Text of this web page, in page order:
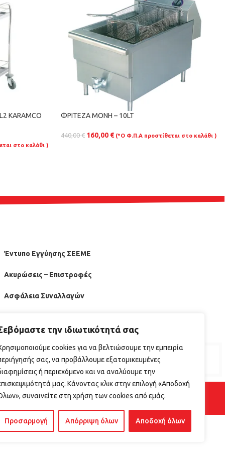
την ιδιωτικότητά σας
cookies για να βελτιώσουμε την εμπειρία
σας, να προβάλλουμε εξατομικευμένες
ή περιεχόμενο και να αναλύουμε την
μας. Κάνοντας κλικ στην επιλογή «Αποδοχή
συναινείτε στη χρήση των cookies από εμάς.
Προσαρμογή Απόρριψη όλων Αποδοχή όλων
KARAMCO
στο καλάθι )
ΦΡΙΤΕΖΑ ΜΟΝΗ – 10LT
440,00€ 160,00 € (*Ο Φ.Π.Α προστίθεται στο καλάθι )
Έντυπο Εγγύησης ΣΕΕΜΕ
Ακυρώσεις – Επιστροφές
Ασφάλεια Συναλλαγών